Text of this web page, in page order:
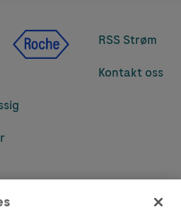
RSS Strøm
Kontakt oss
som er målsatt til en stor